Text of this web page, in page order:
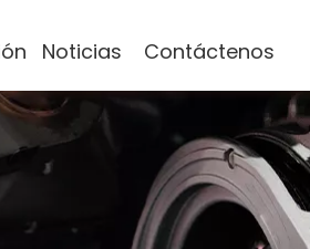
Noticias Contáctenos